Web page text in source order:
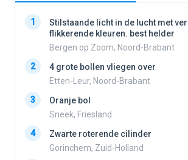
1
Stilstaande licht in de lucht met
flikkerende kleuren. best helder
Bergen op Zoom, Noord-Brabant
2
4 grote bollen vliegen over
Etten-Leur, Noord-Brabant
3
Oranje bol
Sneek, Friesland
4
Zwarte roterende cilinder
Gorinchem, Zuid-Holland